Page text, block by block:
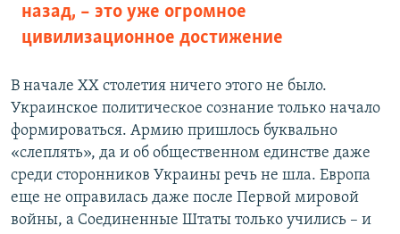
назад, – это уже огромное
цивилизационное достижение
В начале ХХ столетия ничего этого не было.
Украинское политическое сознание только начало
формироваться. Армию пришлось буквально
«слеплять», да и об общественном единстве даже
среди сторонников Украины речь не шла. Европа
еще не оправилась даже после Первой мировой
войны, а Соединенные Штаты только учились – и